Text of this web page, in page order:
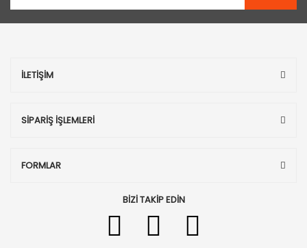
İLETİŞİM
SİPARİŞ İŞLEMLERİ
FORMLAR
BİZİ TAKİP EDİN